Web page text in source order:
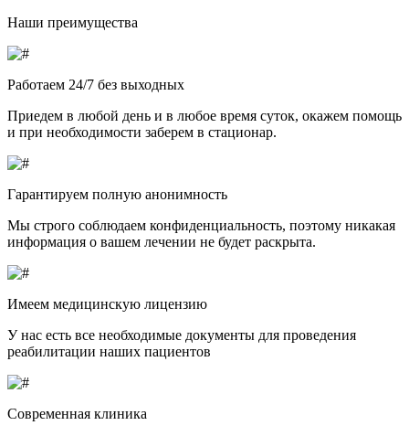
Наши преимущества
Работаем 24/7 без выходных
Приедем в любой день и в любое время суток, окажем помощь
и при необходимости заберем в стационар.
Гарантируем полную анонимность
Мы строго соблюдаем конфиденциальность, поэтому никакая
информация о вашем лечении не будет раскрыта.
Имеем медицинскую лицензию
У нас есть все необходимые документы для проведения
реабилитации наших пациентов
Современная клиника